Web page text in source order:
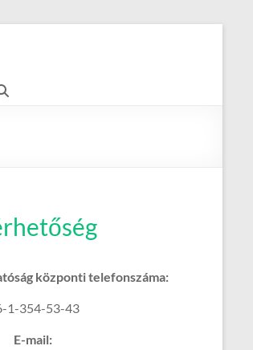
központi telefonszáma:
1-354-53-43
E-mail: